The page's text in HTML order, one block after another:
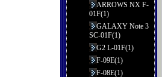
ARROWS NX F-
01F(1)
GALAXY Note 3
SC-01F(1)
G2 L-01F(1)
F-09E(1)
F-08E(1)